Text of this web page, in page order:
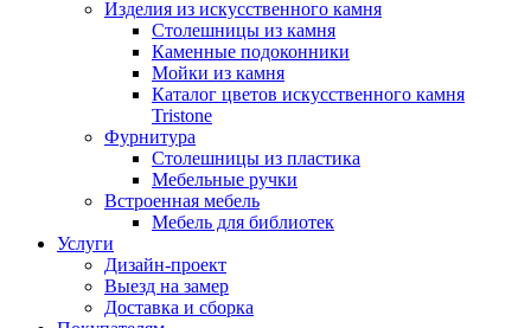
Изделия из искусственного камня
Столешницы из камня
Каменные подоконники
Мойки из камня
Каталог цветов искусственного камня
Tristone
Фурнитура
Столешницы из пластика
Мебельные ручки
Встроенная мебель
Мебель для библиотек
Услуги
Дизайн-проект
Выезд на замер
Доставка и сборка